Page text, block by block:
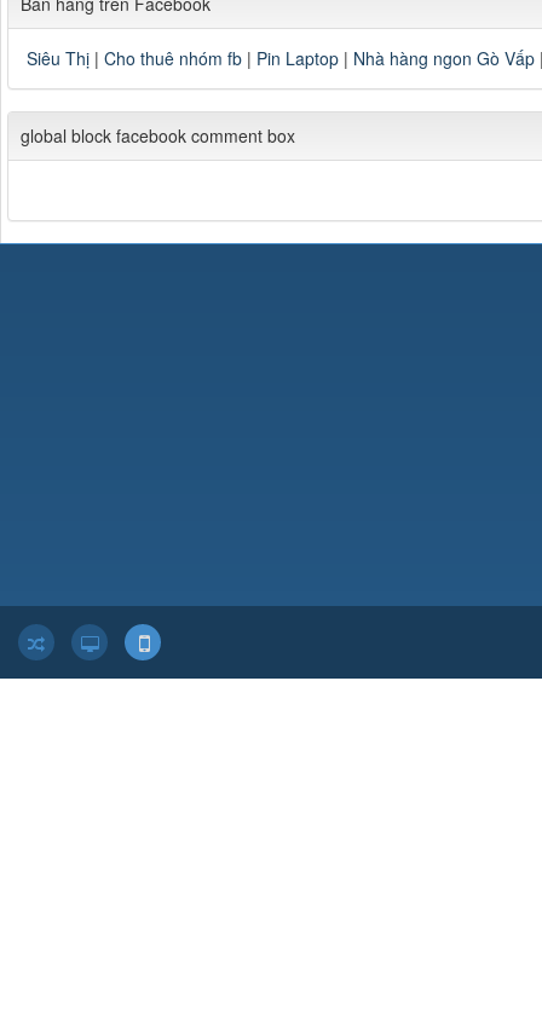
Siêu Thị | Cho thuê nhóm fb | Pin Laptop | Nhà hàng ngon Gò Vấp
global block facebook comment box